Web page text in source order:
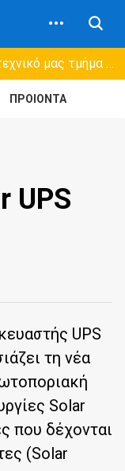
Από 3/8 έως 21/8 τo τεχνικό μας τμήμα θα εξυπηρετεί μόνο συμβόλαια συντήρησης και όχι νέες παραλαβές →
ΠΡΟΙΟΝΤΑ
UPS
UPS
τη νέα
Solar
που δέχονται
(Solar